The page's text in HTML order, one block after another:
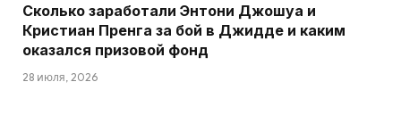
Сколько заработали Энтони Джошуа и
Кристиан Пренга за бой в Джидде и каким
оказался призовой фонд
28 июля, 2026